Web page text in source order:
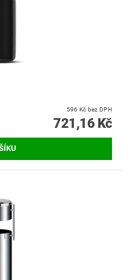
596 Kč bez DPH
721,16 Kč